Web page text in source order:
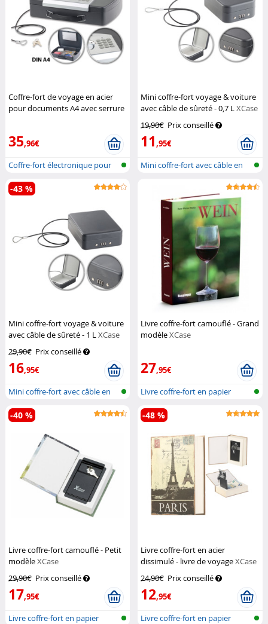
Coffre-fort de voyage en acier
pour documents A4 avec serrure
35,96€
Coffre-fort électronique pour
docum...
Mini coffre-fort voyage & voiture
avec câble de sûreté - 0,7 LXCase
19,90€ Prix conseillé
11,95€
Mini coffre-fort avec câble en
Mini coffre-fort voyage & voiture
avec câble de sûreté - 1 LXCase
29,90€ Prix conseillé
16,95€
-43 %
Mini coffre-fort avec câble en
acie...
Livre coffre-fort camouflé - Grand
modèleXCase
27,95€
Livre coffre-fort en papier
véritab...
Livre coffre-fort camouflé - Petit
modèleXCase
29,90€ Prix conseillé
17,95€
-40 %
Livre coffre-fort en papier
Livre coffre-fort en acier
dissimulé - livre de voyageXCase
24,90€ Prix conseillé
12,95€
-48 %
Livre coffre-fort en papier